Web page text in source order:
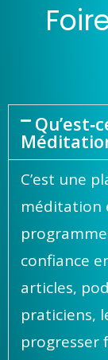
C’est une
méditation
confiance
articles,
praticiens,
progresser